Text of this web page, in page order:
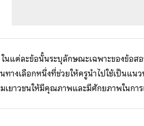
นแต่ละข้อนั้นระบุลักษณะเฉพาะของข้อส
ทางเลือกหนึ่งที่ช่วยให้ครูนำไปใช้เป็นแน
เยาวชนให้มีคุณภาพและมีศักยภาพในกา